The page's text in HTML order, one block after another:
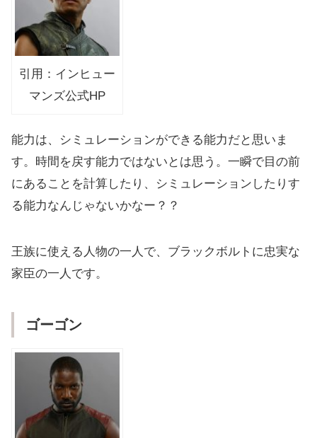
引用：インヒュー
マンズ公式HP
能力は、シミュレーションができる能力だと思いま
す。時間を戻す能力ではないとは思う。一瞬で目の前
にあることを計算したり、シミュレーションしたりす
る能力なんじゃないかなー？？
王族に使える人物の一人で、ブラックボルトに忠実な
家臣の一人です。
ゴーゴン